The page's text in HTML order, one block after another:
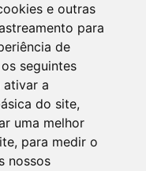
e outras
para
de
seguintes
ativar a
do site,
uma melhor
, para medir o
nossos